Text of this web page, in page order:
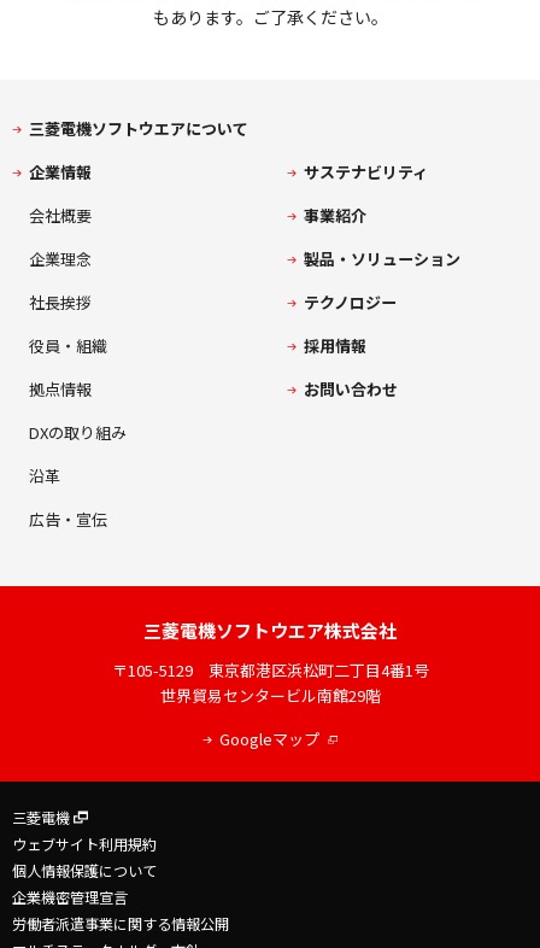
もあります。ご了承ください。
三菱電機ソフトウエア株式会社
〒105-5129 東京都港区浜松町二丁目4番1号
世界貿易センタービル南館29階
Googleマップ
三菱電機ソフトウエアについて
企業情報
会社概要
企業理念
社長挨拶
役員・組織
拠点情報
DXの取り組み
沿革
広告・宣伝
サステナビリティ
事業紹介
製品・ソリューション
テクノロジー
採用情報
お問い合わせ
三菱電機
ウェブサイト利用規約
個人情報保護について
企業機密管理宣言
労働者派遣事業に関する情報公開